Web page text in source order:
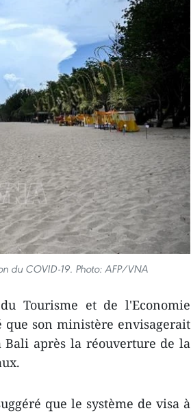
du COVID-19. Photo: AFP/VNA
Tourisme et de l'Economie
que son ministère envisagerait
après la réouverture de la
que le système de visa à